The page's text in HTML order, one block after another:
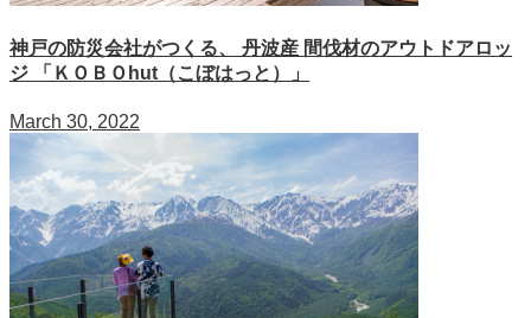
神戸の防災会社がつくる、 丹波産 間伐材のアウトドアロッ
ジ 「ＫＯＢＯhut（こぼはっと）」
March 30, 2022